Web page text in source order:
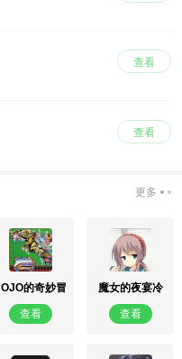
查看
查看
更多
的奇妙冒
险未来遗产
查看
魔女的夜宴冷
狐安卓直装版
查看